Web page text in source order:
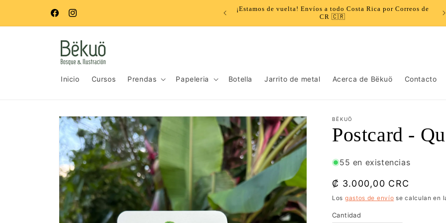
directamente
FacebookInstagram
Aceptamos pagos con tarjeta de crédito y débito
¡Estamos de vuelta! Envíos a todo Costa Rica por Correos de
CR 🇨🇷
Inicio Cursos Prendas Papeleria Botella Jarrito de metal Acerca de Bëkuö Contacto
directamente
a la
información
del producto
BËKUÖ
Postcard -
55 en existencias
Precio
habitual
₡ 3.000,00 CRC
Los gastos de envío se calculan en
Cantidad